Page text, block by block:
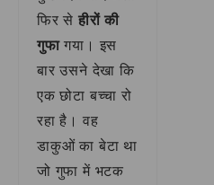
फिर से हीरों की
गुफागया। इस
बार उसने देखा कि
एक छोटा बच्चा रो
रहा है। वह
डाकुओं का बेटा था
जो गुफा में भटक